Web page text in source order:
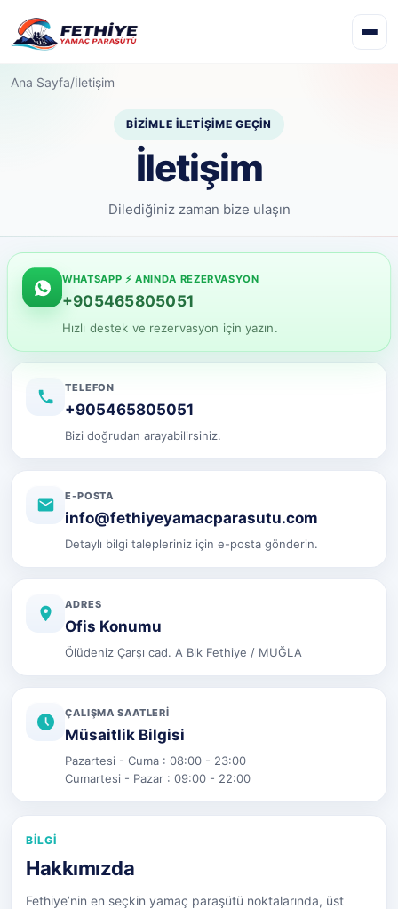
✕
Ana Sayfa/İletişim
BIZIMLE İLETIŞIME GEÇIN
İletişim
Dilediğiniz zaman bize ulaşın
WHATSAPP ⚡ ANINDA REZERVASYON
+905465805051
Hızlı destek ve rezervasyon için yazın.
TELEFON
+905465805051
Bizi doğrudan arayabilirsiniz.
E-POSTA
info@fethiyeyamacparasutu.com
Detaylı bilgi talepleriniz için e-posta gönderin.
ADRES
Ofis Konumu
Ölüdeniz Çarşı cad. A Blk Fethiye / MUĞLA
ÇALIŞMA SAATLERI
Müsaitlik Bilgisi
Pazartesi - Cuma : 08:00 - 23:00
Cumartesi - Pazar : 09:00 - 22:00
BILGI
Hakkımızda
Fethiye’nin en seçkin yamaç paraşütü noktalarında, üst